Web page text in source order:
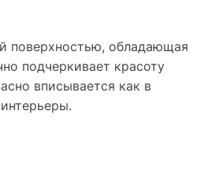
поверхностью, обладающая
подчеркивает красоту
вписывается как в